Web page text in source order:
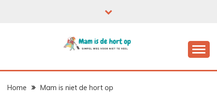
Home
Mam is niet de hort op